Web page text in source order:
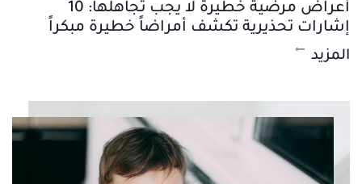
أعراض مرضية خطيرة لا يجب تجاهلها: 10
إشارات تحذيرية تكشف أمراضاً خطيرة مبكراً
المزيد